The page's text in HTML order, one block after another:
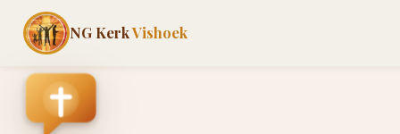
NG KerkVishoek